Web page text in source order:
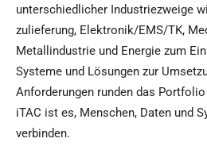
unterschiedlicher Industriezweige
zulieferung, Elektronik/EMS/TK,
Metallindustrie und Energie zum
Systeme und Lösungen zur
Anforderungen runden das
iTAC ist es, Menschen, Daten und
verbinden.